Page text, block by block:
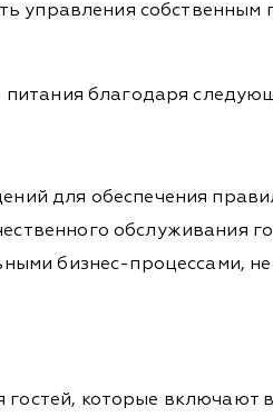
управления собственным
благодаря
для обеспечения
обслуживания
бизнес-процессами,
которые включают